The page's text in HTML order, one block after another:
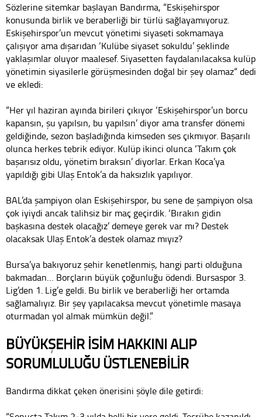
Sözlerine sitemkar başlayan Bandırma, “Eskişehirspor
konusunda birlik ve beraberliği bir türlü sağlayamıyoruz.
Eskişehirspor’un mevcut yönetimi siyaseti sokmamaya
çalışıyor ama dışarıdan ‘Kulübe siyaset sokuldu’ şeklinde
yaklaşımlar oluyor maalesef. Siyasetten faydalanılacaksa kulüp
yönetimin siyasilerle görüşmesinden doğal bir şey olamaz“ dedi
ve ekledi:
“Her yıl haziran ayında birileri çıkıyor ‘Eskişehirspor’un borcu
kapansın, şu yapılsın, bu yapılsın’ diyor ama transfer dönemi
geldiğinde, sezon başladığında kimseden ses çıkmıyor. Başarılı
olunca herkes tebrik ediyor. Kulüp ikinci olunca ‘Takım çok
başarısız oldu, yönetim bıraksın’ diyorlar. Erkan Koca’ya
yapıldığı gibi Ulaş Entok’a da haksızlık yapılıyor.
BAL’da şampiyon olan Eskişehirspor, bu sene de şampiyon olsa
çok iyiydi ancak talihsiz bir maç geçirdik. ‘Bırakın gidin
başkasına destek olacağız’ demeye gerek var mı? Destek
olacaksak Ulaş Entok’a destek olamaz mıyız?
Bursa’ya bakıyoruz şehir kenetlenmiş, hangi parti olduğuna
bakmadan… Borçların büyük çoğunluğu ödendi. Bursaspor 3.
Lig’den 1. Lig’e geldi. Bu birlik ve beraberliği her ortamda
sağlamalıyız. Bir şey yapılacaksa mevcut yönetimle masaya
oturmadan yol almak mümkün değil.”
BÜYÜKŞEHİR İSİM HAKKINI ALIP
SORUMLULUĞU ÜSTLENEBİLİR
Bandırma dikkat çeken önerisini şöyle dile getirdi: